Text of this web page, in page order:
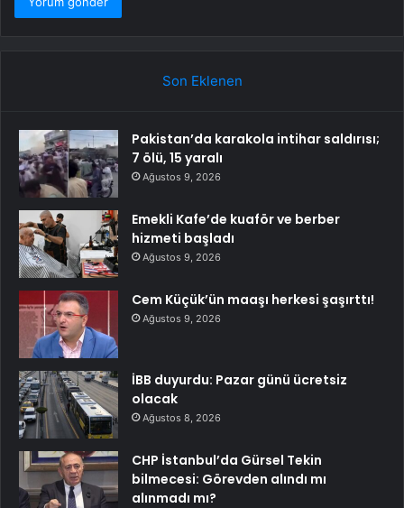
Son Eklenen
Pakistan’da karakola intihar saldırısı;
7 ölü, 15 yaralı
Ağustos 9, 2026
Emekli Kafe’de kuaför ve berber
hizmeti başladı
Ağustos 9, 2026
Cem Küçük’ün maaşı herkesi şaşırttı!
Ağustos 9, 2026
İBB duyurdu: Pazar günü ücretsiz
olacak
Ağustos 8, 2026
CHP İstanbul’da Gürsel Tekin
bilmecesi: Görevden alındı mı
alınmadı mı?